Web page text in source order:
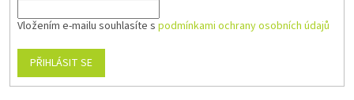
Vložením e-mailu souhlasíte s podmínkami ochrany osobních údajů
PŘIHLÁSIT SE